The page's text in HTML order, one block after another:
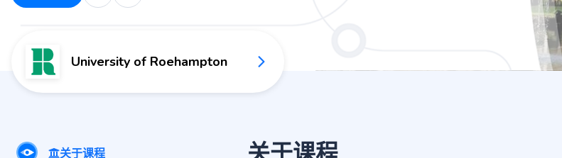
University of Roehampton
关于课程